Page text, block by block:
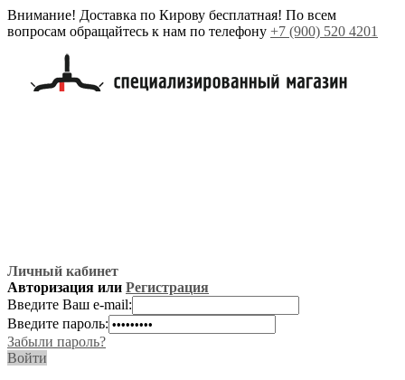
Внимание! Доставка по Кирову бесплатная! По всем
вопросам обращайтесь к нам по телефону +7 (900) 520 4201
Личный кабинет
Авторизация или Регистрация
Введите Ваш e-mail:
Введите пароль:
Забыли пароль?
Войти